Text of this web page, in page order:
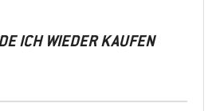
ICH WIEDER KAUFEN